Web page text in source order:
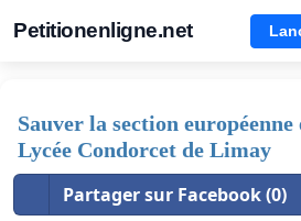
Petitionenligne.net
Sauver la section européenne
Lycée Condorcet de Limay
Partager sur Facebook (0)